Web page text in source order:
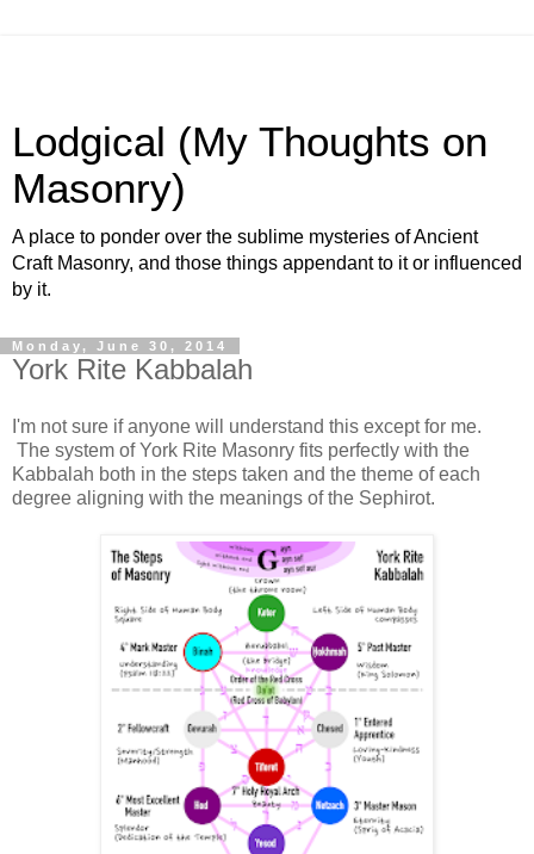
Lodgical (My Thoughts on
Masonry)
A place to ponder over the sublime mysteries of Ancient
Craft Masonry, and those things appendant to it or influenced
by it.
Monday, June 30, 2014
York Rite Kabbalah
I'm not sure if anyone will understand this except for me.
The system of York Rite Masonry fits perfectly with the
Kabbalah both in the steps taken and the theme of each
degree aligning with the meanings of the Sephirot.